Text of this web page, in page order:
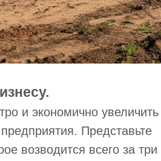
и экономично увеличить
Представьте
возводится всего за три